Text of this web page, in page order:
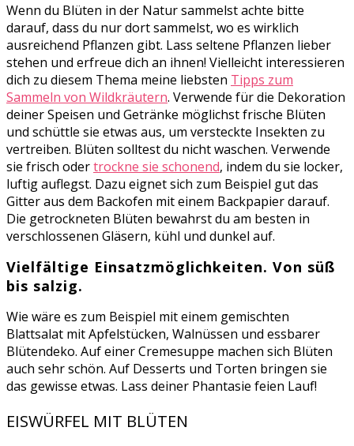
Wenn du Blüten in der Natur sammelst achte bitte
darauf, dass du nur dort sammelst, wo es wirklich
ausreichend Pflanzen gibt. Lass seltene Pflanzen lieber
stehen und erfreue dich an ihnen! Vielleicht interessieren
dich zu diesem Thema meine liebsten Tipps zum
Sammeln von Wildkräutern. Verwende für die Dekoration
deiner Speisen und Getränke möglichst frische Blüten
und schüttle sie etwas aus, um versteckte Insekten zu
vertreiben. Blüten solltest du nicht waschen. Verwende
sie frisch odertrockne sie schonend, indem du sie locker,
luftig auflegst. Dazu eignet sich zum Beispiel gut das
Gitter aus dem Backofen mit einem Backpapier darauf.
Die getrockneten Blüten bewahrst du am besten in
verschlossenen Gläsern, kühl und dunkel auf.
Vielfältige Einsatzmöglichkeiten. Von süß
bis salzig.
Wie wäre es zum Beispiel mit einem gemischten
Blattsalat mit Apfelstücken, Walnüssen und essbarer
Blütendeko. Auf einer Cremesuppe machen sich Blüten
auch sehr schön. Auf Desserts und Torten bringen sie
das gewisse etwas. Lass deiner Phantasie feien Lauf!
EISWÜRFEL MIT BLÜTEN